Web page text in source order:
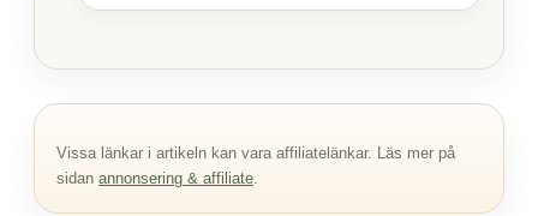
Vissa länkar i artikeln kan vara affiliatelänkar. Läs mer på
sidan annonsering & affiliate.